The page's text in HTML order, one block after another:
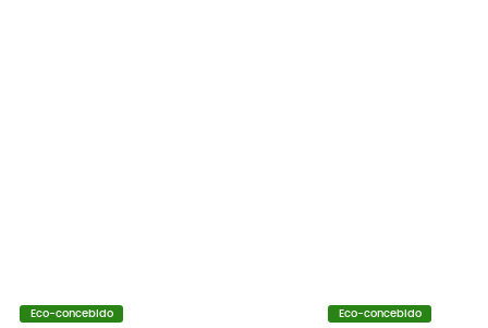
Eco-concebido Eco-concebido